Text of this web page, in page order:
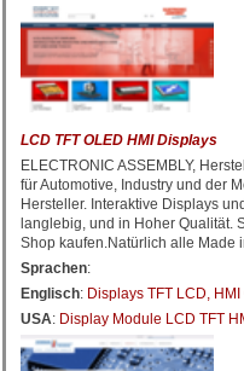
LCD TFT OLED HMI Displays
ELECTRONIC ASSEMBLY,
für Automotive, Industry und der
Hersteller. Interaktive Displays
langlebig, und in Hoher Qualität.
Shop kaufen.Natürlich alle Made
Sprachen:
Englisch: Displays TFT LCD, HMI
USA: Display Module LCD TFT